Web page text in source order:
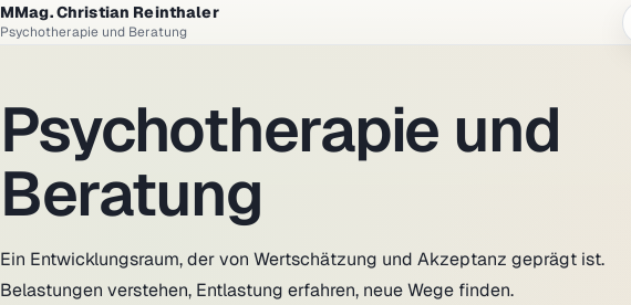
MMag. Christian Reinthaler
Psychotherapie und Beratung
Psychotherapie und
Beratung
Ein Entwicklungsraum, der von Wertschätzung und Akzeptanz geprägt ist.
Belastungen verstehen, Entlastung erfahren, neue Wege finden.